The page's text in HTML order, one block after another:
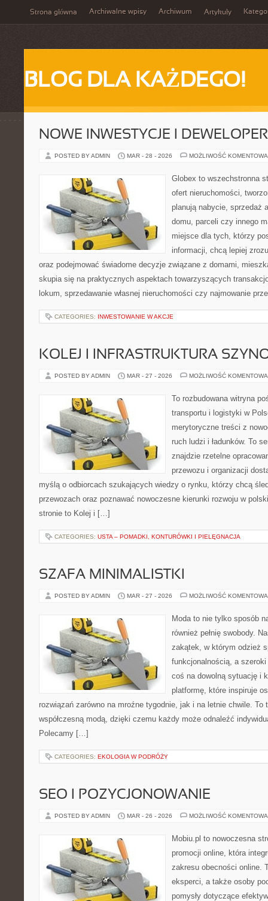
Strona główna Archiwalne wpisy Archiwum Artykuły
BLOG DLA KAŻDEGO!
NOWE INWESTYCJE I
POSTED BY ADMIN MAR - 28 - 2026 MOŻLIWOŚĆ
Globex to wszechstronna
ofert nieruchomości,
planują nabycie, sprzedaż
domu, parceli czy innego
miejsce dla tych, którzy
informacji, chcą lepiej
oraz podejmować świadome decyzje związane z domami,
skupia się na praktycznych aspektach towarzyszących
lokum, sprzedawanie własnej nieruchomości czy najmowanie
CATEGORIES: INWESTOWANIE W AKCJE
KOLEJ I INFRASTRUKTURA
POSTED BY ADMIN MAR - 27 - 2026 MOŻLIWOŚĆ
To rozbudowana witryna
transportu i logistyki w
merytoryczne treści z
ruch ludzi i ładunków. To
znajdzie rzetelne
przewozu i organizacji
myślą o odbiorcach szukających wiedzy o rynku, którzy chcą
przewozach oraz poznawać nowoczesne kierunki rozwoju w
stronie to Kolej i […]
CATEGORIES: USTA – POMADKI, KONTURÓWKI I PIELĘGNACJA
SZAFA MINIMALISTKI
POSTED BY ADMIN MAR - 27 - 2026 MOŻLIWOŚĆ
Moda to nie tylko sposób
również pełnię swobody.
zakątek, w którym odzież
funkcjonalnością, a
coś na dowolną sytuację i
platformę, które inspiruje
rozwiązań zarówno na mroźne tygodnie, jak i na letnie chwile. To
współczesną modą, dzięki czemu każdy może odnaleźć
Polecamy […]
CATEGORIES: EKOLOGIA W PODRÓŻY
SEO I POZYCJONOWANIE
POSTED BY ADMIN MAR - 26 - 2026 MOŻLIWOŚĆ
Mobiu.pl to nowoczesna
promocji online, która
zakresu obecności online.
eksperci, a także osoby
pomysły dotyczące